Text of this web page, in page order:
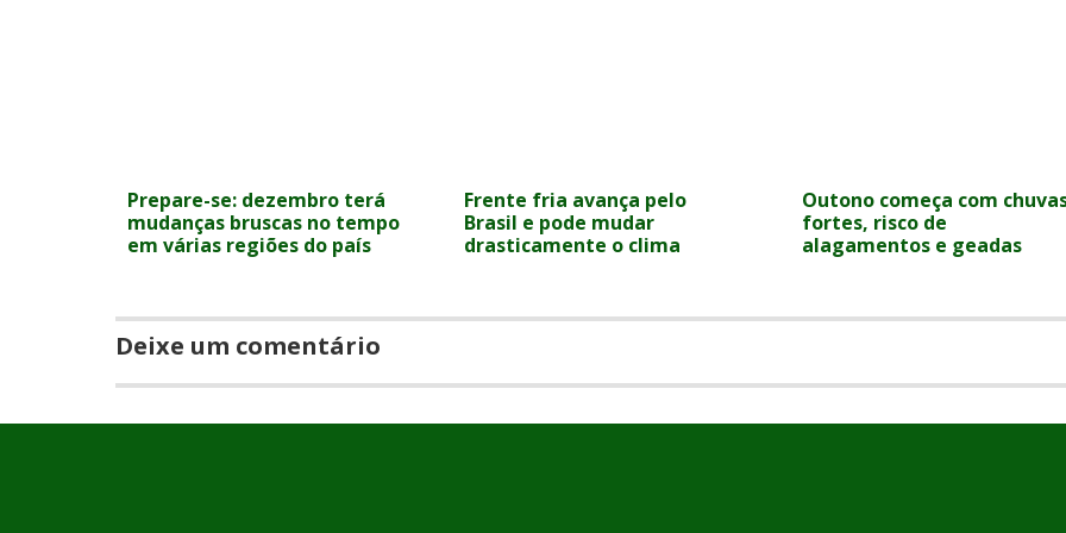
Prepare-se: dezembro terá
mudanças bruscas no tempo
em várias regiões do país
Frente fria avança pelo
Brasil e pode mudar
drasticamente o clima
Outono começa com
fortes, risco de
alagamentos e geadas
Deixe um comentário